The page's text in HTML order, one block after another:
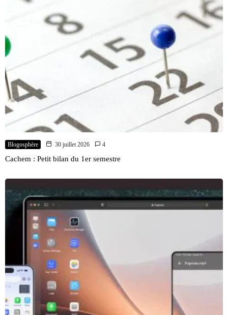
Blogosphère 30 juillet 2026 4
Cachem : Petit bilan du 1er semestre